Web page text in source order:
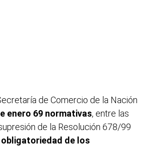
de Comercio de la Nación
enero 69 normativas, entre las
de la Resolución 678/99
obligatoriedad de los